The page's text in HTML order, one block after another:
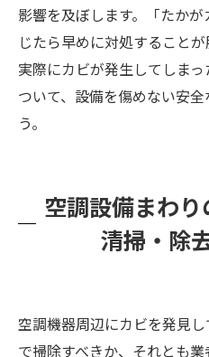
影響を及ぼします。「たか
じたら早めに対処することが
実際にカビが発生してしま
ついて、設備を傷めない安
う。
空調設備まわ
清掃・除
空調機器周辺にカビを発見
で掃除すべきか、それとも